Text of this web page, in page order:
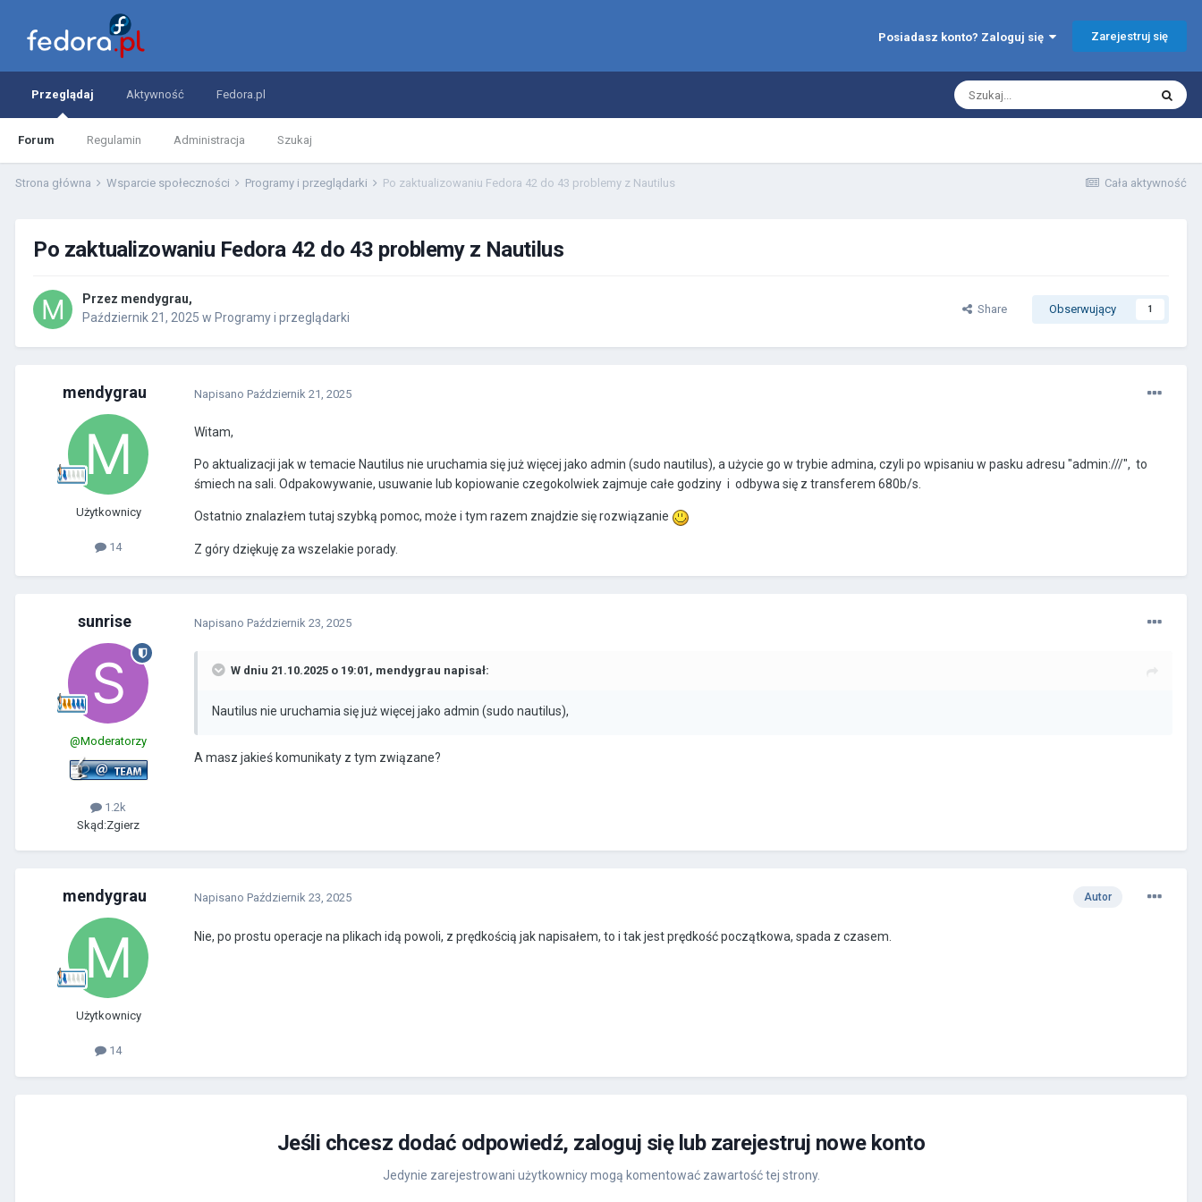
Posiadasz konto? Zaloguj się Zarejestruj się
Przeglądaj
Forum Regulamin Administracja Szukaj
Aktywność Fedora.pl
Cała aktywność
Strona główna Wsparcie społeczności Programy i przeglądarki Po zaktualizowaniu Fedora 42 do 43 problemy z Nautilus
Po zaktualizowaniu Fedora 42 do 43 problemy z Nautilus
Przez mendygrau,
Październik 21, 2025 w Programy i przeglądarki
Share Obserwujący 1
mendygrau
Użytkownicy
14
Napisano Październik 21, 2025
Witam,
Po aktualizacji jak w temacie Nautilus nie uruchamia się już więcej jako admin (sudo nautilus), a użycie go w trybie admina, czyli po wpisaniu w pasku adresu "admin:///", to
śmiech na sali. Odpakowywanie, usuwanie lub kopiowanie czegokolwiek zajmuje całe godziny i odbywa się z transferem 680b/s.
Ostatnio znalazłem tutaj szybką pomoc, może i tym razem znajdzie się rozwiązanie
Z góry dziękuję za wszelakie porady.
sunrise
@Moderatorzy
1.2k
Skąd:Zgierz
Napisano Październik 23, 2025
W dniu 21.10.2025 o 19:01, mendygrau napisał:
Nautilus nie uruchamia się już więcej jako admin (sudo nautilus),
A masz jakieś komunikaty z tym związane?
mendygrau
Użytkownicy
14
Autor
Napisano Październik 23, 2025
Nie, po prostu operacje na plikach idą powoli, z prędkością jak napisałem, to i tak jest prędkość początkowa, spada z czasem.
Jeśli chcesz dodać odpowiedź, zaloguj się lub zarejestruj nowe konto
Jedynie zarejestrowani użytkownicy mogą komentować zawartość tej strony.